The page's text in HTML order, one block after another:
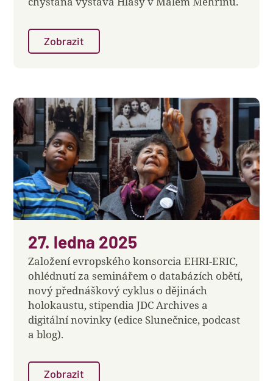
Zobrazit
27. ledna 2025
Založení evropského konsorcia EHRI-ERIC,
ohlédnutí za seminářem o databázích obětí,
nový přednáškový cyklus o dějinách
holokaustu, stipendia JDC Archives a
digitální novinky (edice Slunečnice, podcast
a blog).
Zobrazit